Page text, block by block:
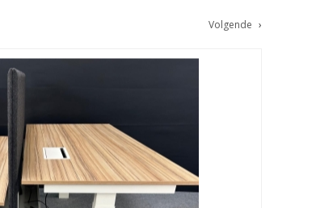
Volgende